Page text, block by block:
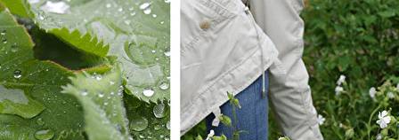
Exporter les lignes sélectionnées
Exporter toutes les colonnes
Exporter uniquement les colonnes affichées
Menu